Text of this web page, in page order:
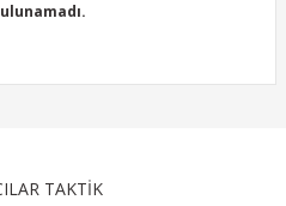
ederiz.
pahalı.